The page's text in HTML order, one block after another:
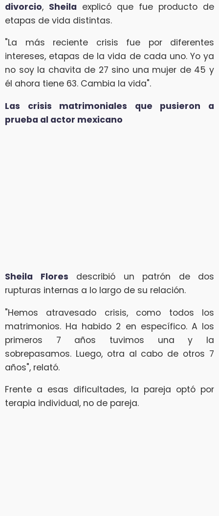
divorcio, Sheila explicó que fue producto de
etapas de vida distintas.
"La más reciente crisis fue por diferentes
intereses, etapas de la vida de cada uno. Yo ya
no soy la chavita de 27 sino una mujer de 45 y
él ahora tiene 63. Cambia la vida".
Las crisis matrimoniales que pusieron a
prueba al actor mexicano
Sheila Flores describió un patrón de dos
rupturas internas a lo largo de su relación.
"Hemos atravesado crisis, como todos los
matrimonios. Ha habido 2 en específico. A los
primeros 7 años tuvimos una y la
sobrepasamos. Luego, otra al cabo de otros 7
años", relató.
Frente a esas dificultades, la pareja optó por
terapia individual, no de pareja.